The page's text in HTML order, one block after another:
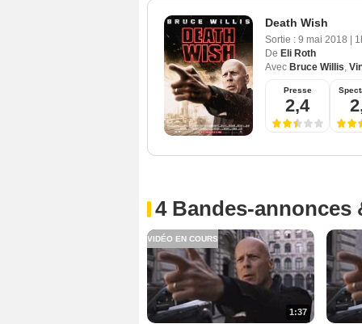
Death Wish
Sortie : 9 mai 2018
De Eli Roth
Avec Bruce Willis,
Presse
2,4
4 Bandes-annonces
1:37
VIDÉO EN COURS